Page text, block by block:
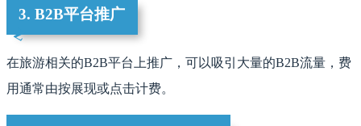
3. B2B平台推广
在旅游相关的B2B平台上推广，可以吸引大量的B2B流量，费
用通常由按展现或点击计费。